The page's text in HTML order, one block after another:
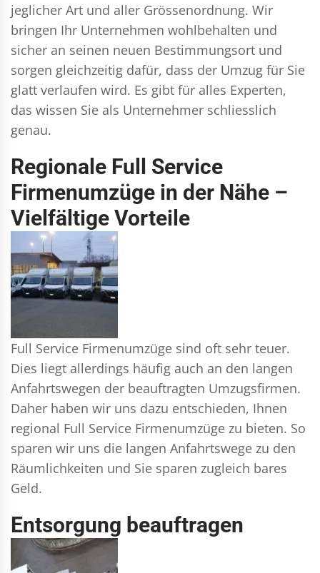
jeglicher Art und aller Grössenordnung. Wir
bringen Ihr Unternehmen wohlbehalten und
sicher an seinen neuen Bestimmungsort und
sorgen gleichzeitig dafür, dass der Umzug für Sie
glatt verlaufen wird. Es gibt für alles Experten,
das wissen Sie als Unternehmer schliesslich
genau.
Regionale Full Service
Firmenumzüge in der Nähe –
Vielfältige Vorteile
Full Service Firmenumzüge sind oft sehr teuer.
Dies liegt allerdings häufig auch an den langen
Anfahrtswegen der beauftragten Umzugsfirmen.
Daher haben wir uns dazu entschieden, Ihnen
regional Full Service Firmenumzüge zu bieten. So
sparen wir uns die langen Anfahrtswege zu den
Räumlichkeiten und Sie sparen zugleich bares
Geld.
Entsorgung beauftragen